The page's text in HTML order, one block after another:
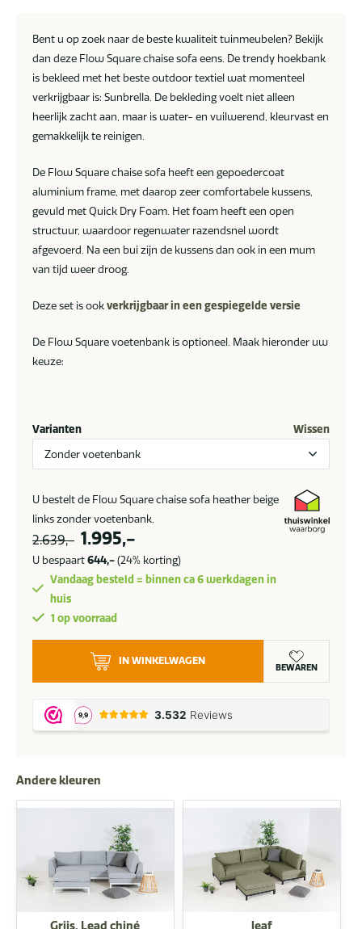
Bent u op zoek naar de beste kwaliteit tuinmeubelen? Bekijk
dan deze Flow Square chaise sofa eens. De trendy hoekbank
is bekleed met het beste outdoor textiel wat momenteel
verkrijgbaar is: Sunbrella. De bekleding voelt niet alleen
heerlijk zacht aan, maar is water- en vuilwerend, kleurvast en
gemakkelijk te reinigen.
De Flow Square chaise sofa heeft een gepoedercoat
aluminium frame, met daarop zeer comfortabele kussens,
gevuld met Quick Dry Foam. Het foam heeft een open
structuur, waardoor regenwater razendsnel wordt
afgevoerd. Na een bui zijn de kussens dan ook in een mum
van tijd weer droog.
Deze set is ookverkrijgbaar in een gespiegelde versie
De Flow Square voetenbank is optioneel. Maak hieronder uw
keuze:
Varianten Wissen
U bestelt de Flow Square chaise sofa heather beige
links zonder voetenbank.
2.639,- Oorspronkelijke
prijs
was:
1.995,-
prijs
is:
U bespaart644,-(24% korting)
Vandaag besteld = binnen ca 6 werkdagen in
huis
1 op voorraad
sofa
heather
aantal
IN WINKELWAGEN
BEWAREN
Andere kleuren
Grijs, Lead chiné leaf